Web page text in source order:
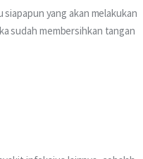
yang akan melakukan
sudah membersihkan tangan